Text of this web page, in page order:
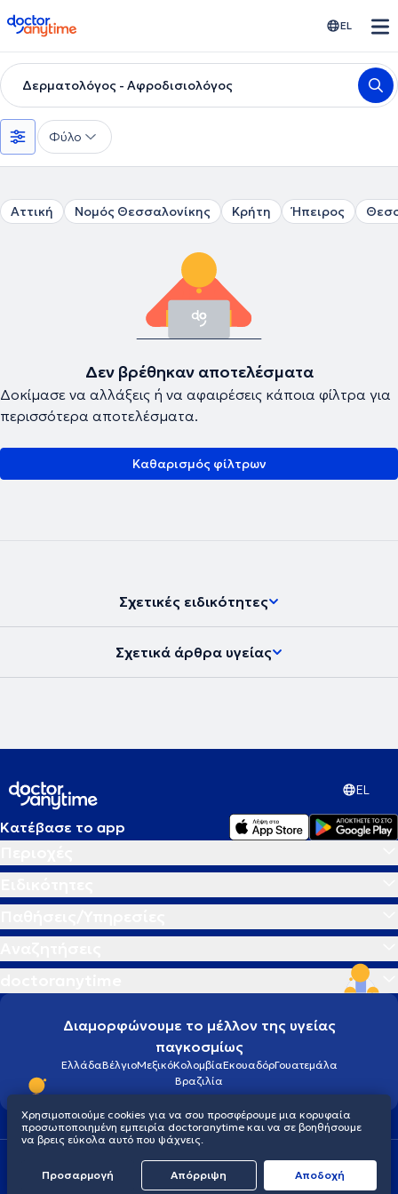
doctoranytime EL
Δερματολόγος - Αφροδισιολόγος
Φύλο
Αττική Νομός Θεσσαλονίκης Κρήτη Ήπειρος
Δεν βρέθηκαν αποτελέσματα
Δοκίμασε να αλλάξεις ή να αφαιρέσεις κάποια φίλτρα για
περισσότερα αποτελέσματα.
Καθαρισμός φίλτρων
Σχετικές ειδικότητες
Σχετικά άρθρα υγείας
EL
Κατέβασε το app
Διαμορφώνουμε το μέλλον της υγείας
παγκοσμίως
ΕλλάδαΒέλγιοΜεξικόΚολομβίαΕκουαδόρΓουατεμάλα
Βραζιλία
Πολιτική προστασίας προσωπικού απορρήτου
© 2026 doctoranytime
Χρησιμοποιούμε cookies για να σου προσφέρουμε μια κορυφαία
προσωποποιημένη εμπειρία doctoranytime και να σε βοηθήσουμε
να βρεις εύκολα αυτό που ψάχνεις.
Προσαρμογή Απόρριψη Aποδοχή